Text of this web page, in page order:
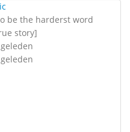
be the harderst word
story]